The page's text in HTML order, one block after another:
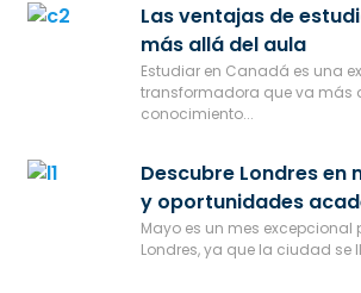
Las ventajas de
más allá del aula
Estudiar en Canadá es una
transformadora que va más
conocimiento...
Descubre Londres en
y oportunidades
Mayo es un mes excepcional
Londres, ya que la ciudad se